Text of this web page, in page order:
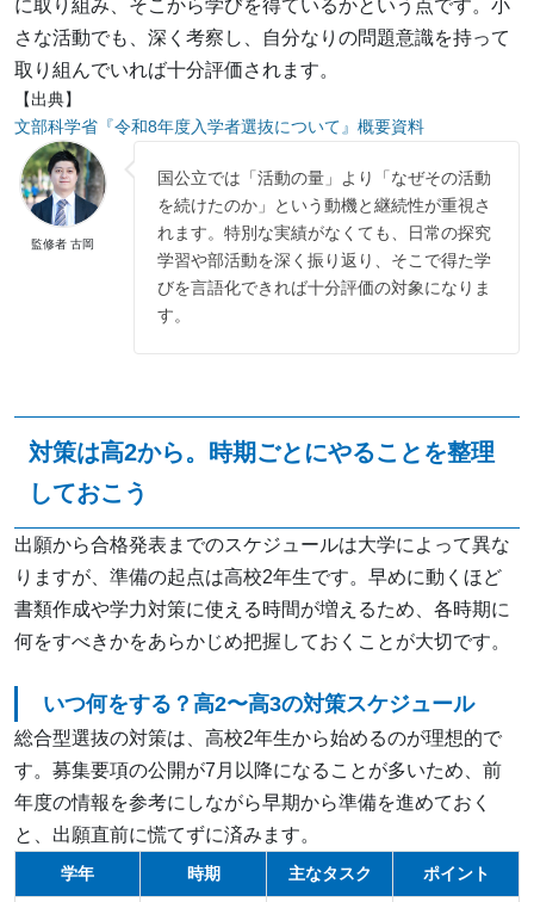
に取り組み、そこから学びを得ているかという点です。小
さな活動でも、深く考察し、自分なりの問題意識を持って
取り組んでいれば十分評価されます。
【出典】
文部科学省『令和8年度入学者選抜について』概要資料
監修者 古岡
国公立では「活動の量」より「なぜその活動
を続けたのか」という動機と継続性が重視さ
れます。特別な実績がなくても、日常の探究
学習や部活動を深く振り返り、そこで得た学
びを言語化できれば十分評価の対象になりま
す。
対策は高2から。時期ごとにやることを整理
しておこう
出願から合格発表までのスケジュールは大学によって異な
りますが、準備の起点は高校2年生です。早めに動くほど
書類作成や学力対策に使える時間が増えるため、各時期に
何をすべきかをあらかじめ把握しておくことが大切です。
いつ何をする？高2〜高3の対策スケジュール
総合型選抜の対策は、高校2年生から始めるのが理想的で
す。募集要項の公開が7月以降になることが多いため、前
年度の情報を参考にしながら早期から準備を進めておく
と、出願直前に慌てずに済みます。
学年 時期 主なタスク ポイント